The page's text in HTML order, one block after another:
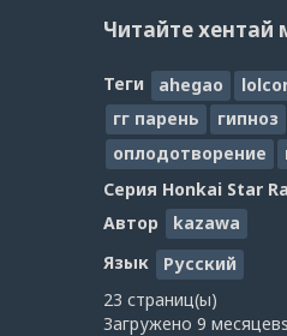
Читайте хентай
Теги ahegao
гг парень
гипноз
оплодотворение
Серия Honkai Star
Автор
kazawa
Язык
Русский
23 страниц(ы)
Загружено 9